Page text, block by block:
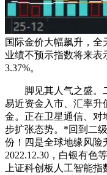
国际金价大幅飙升，全
业绩不预示指数将来表
3.37%。
脚见其人气之盛。
易近资金入市、汇率升
金。正在卫星通信、对
步扩张态势。*回到二
份！四是全球地缘风险
2022.12.30，白银有色
上证科创板人工智能